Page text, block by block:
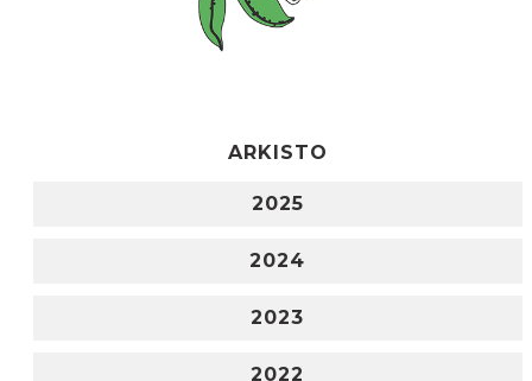
ARKISTO
2025
2024
2023
2022